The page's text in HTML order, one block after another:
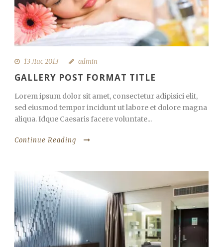
13 Лис 2013 admin
GALLERY POST FORMAT TITLE
Lorem ipsum dolor sit amet, consectetur adipisici elit,
sed eiusmod tempor incidunt ut labore et dolore magna
aliqua. Idque Caesaris facere voluntate...
Continue Reading